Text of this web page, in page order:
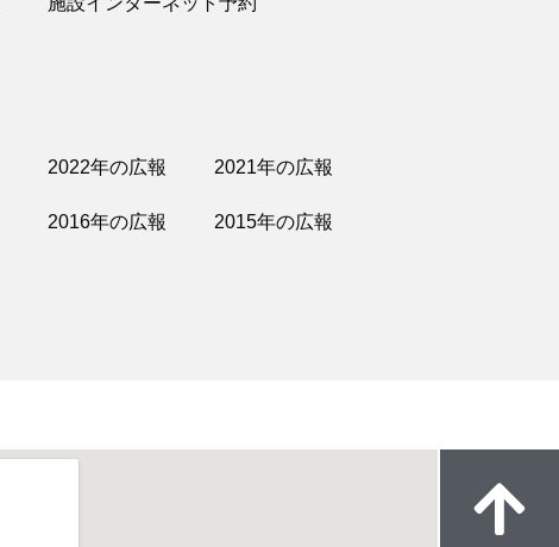
2022年の広報 2021年の広報
2016年の広報 2015年の広報